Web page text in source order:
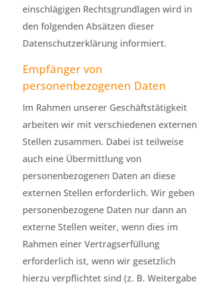
einschlägigen Rechtsgrundlagen wird in
den folgenden Absätzen dieser
Datenschutzerklärung informiert.
Empfänger von
personenbezogenen Daten
Im Rahmen unserer Geschäftstätigkeit
arbeiten wir mit verschiedenen externen
Stellen zusammen. Dabei ist teilweise
auch eine Übermittlung von
personenbezogenen Daten an diese
externen Stellen erforderlich. Wir geben
personenbezogene Daten nur dann an
externe Stellen weiter, wenn dies im
Rahmen einer Vertragserfüllung
erforderlich ist, wenn wir gesetzlich
hierzu verpflichtet sind (z. B. Weitergabe